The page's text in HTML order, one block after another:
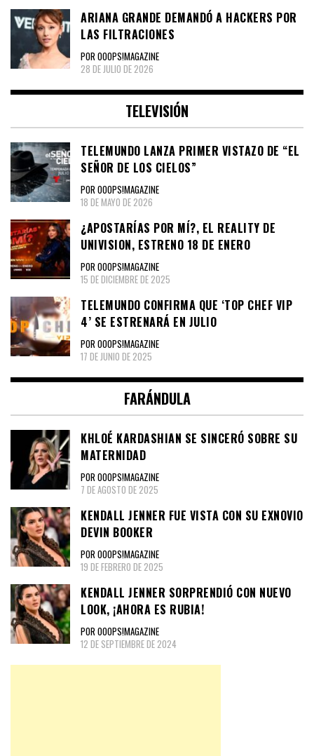
ARIANA GRANDE DEMANDÓ A HACKERS POR
LAS FILTRACIONES
POR OOOPS!MAGAZINE
28 DE JULIO DE 2026
TELEVISIÓN
TELEMUNDO LANZA PRIMER VISTAZO DE “EL
SEÑOR DE LOS CIELOS”
POR OOOPS!MAGAZINE
18 DE MAYO DE 2026
¿APOSTARÍAS POR MÍ?, EL REALITY DE
UNIVISION, ESTRENO 18 DE ENERO
POR OOOPS!MAGAZINE
15 DE DICIEMBRE DE 2025
TELEMUNDO CONFIRMA QUE ‘TOP CHEF VIP
4’ SE ESTRENARÁ EN JULIO
POR OOOPS!MAGAZINE
17 DE JUNIO DE 2025
FARÁNDULA
KHLOÉ KARDASHIAN SE SINCERÓ SOBRE SU
MATERNIDAD
POR OOOPS!MAGAZINE
7 DE AGOSTO DE 2025
KENDALL JENNER FUE VISTA CON SU EXNOVIO
DEVIN BOOKER
POR OOOPS!MAGAZINE
19 DE FEBRERO DE 2025
KENDALL JENNER SORPRENDIÓ CON NUEVO
LOOK, ¡AHORA ES RUBIA!
POR OOOPS!MAGAZINE
12 DE SEPTIEMBRE DE 2024